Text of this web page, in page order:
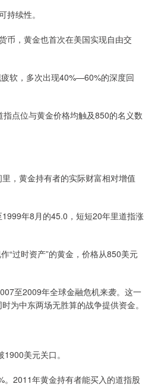
续性。
，黄金也首次在美国实现自由交
软，多次出现40%—60%的深度回
点位与黄金价格均触及850的名义数
，黄金持有者的实际财富相对增值
年8月的45.0，短短20年里道指涨
过时资产”的黄金，价格从850美元
至2009年全球金融危机来袭。这一
为中东两场无胜算的战争提供资金。
美元关口。
2011年黄金持有者能买入的道指股